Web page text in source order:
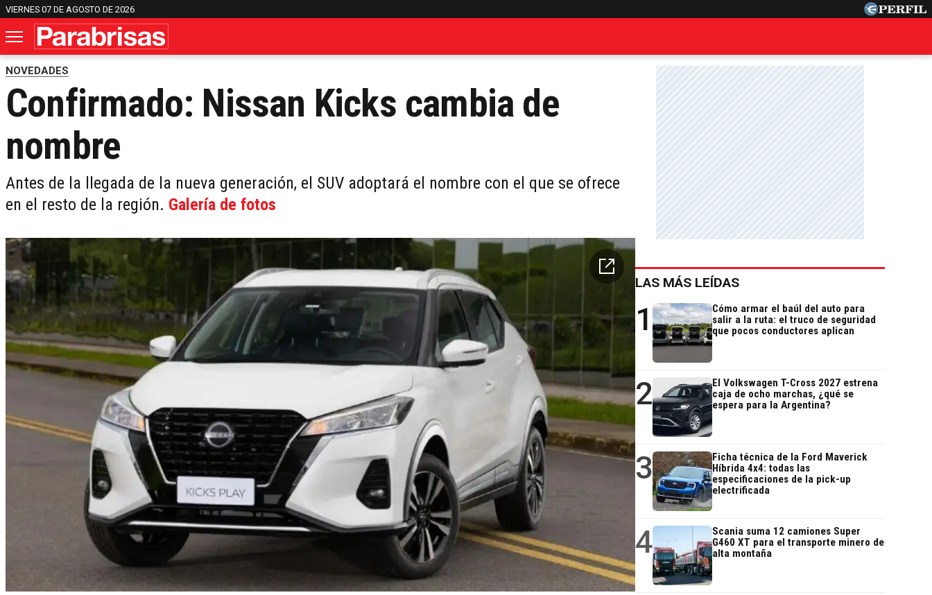
VIERNES 07 DE AGOSTO DE 2026
NOVEDADES
Confirmado: Nissan Kicks cambia de
nombre
Antes de la llegada de la nueva generación, el SUV adoptará el nombre con el que se ofrece
en el resto de la región. Galería de fotos
LAS MÁS LEÍDAS
1
Cómo armar el baúl del auto para
salir a la ruta: el truco de seguridad
que pocos conductores aplican
2
El Volkswagen T-Cross 2027 estrena
caja de ocho marchas, ¿qué se
espera para la Argentina?
3
Ficha técnica de la Ford Maverick
Híbrida 4x4: todas las
especificaciones de la pick-up
electrificada
4
Scania suma 12 camiones Super
G460 XT para el transporte minero de
alta montaña